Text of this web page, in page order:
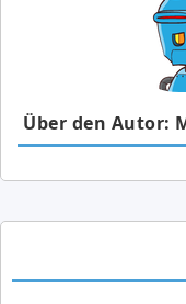
Über den Autor: